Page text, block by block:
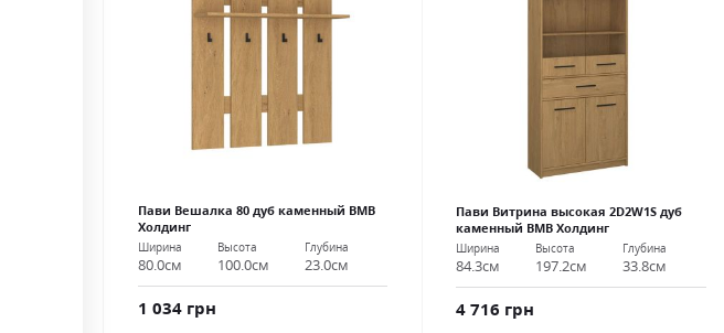
Пави Вешалка 80 дуб каменный ВМВ
Холдинг
Ширина
80.0см
Высота
100.0см
Глубина
23.0см
1 034 грн
Пави Витрина высокая 2D2W1S дуб
каменный ВМВ Холдинг
Ширина
84.3см
Высота
197.2см
Глубина
33.8см
4 716 грн